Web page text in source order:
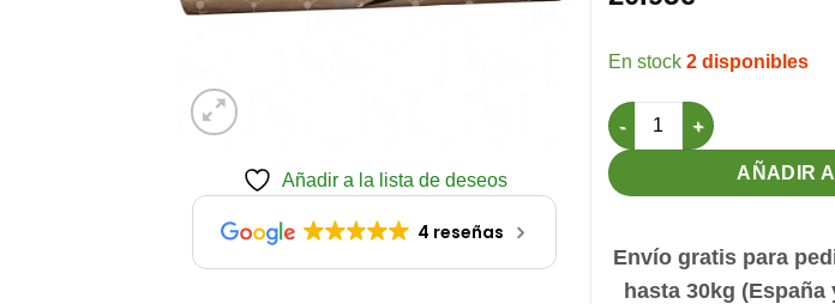
Añadir a la lista de deseos
4 reseñas
2 disponibles
Rollo Papel Bituminoso
AÑADIR
Envío gratis para
hasta 30kg